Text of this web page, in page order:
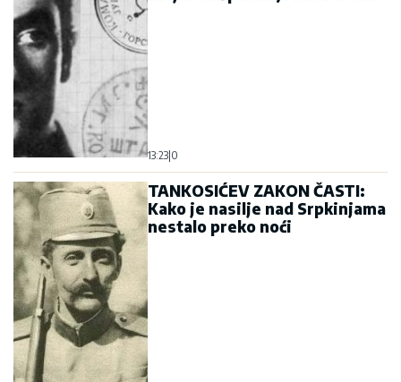
13:23 0
TANKOSIĆEV ZAKON ČASTI:
Kako je nasilje nad Srpkinjama
nestalo preko noći